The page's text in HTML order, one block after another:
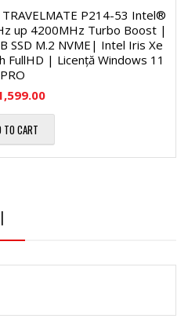
P214-53 Intel®
up 4200MHz Turbo Boost |
SSD M.2 NVME| Intel Iris Xe
FullHD | Licență Windows 11
PRO
TO CART